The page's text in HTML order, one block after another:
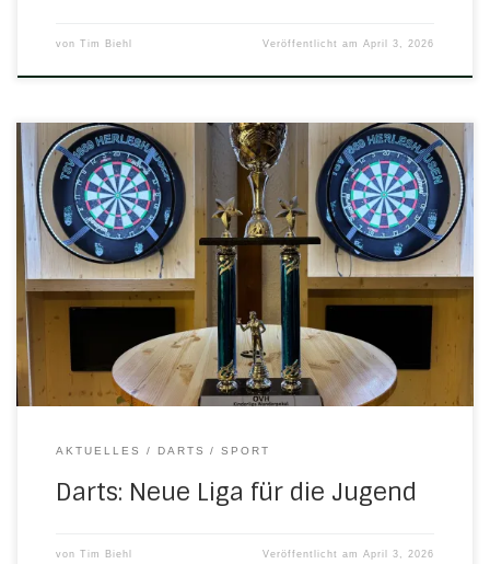
von Tim Biehl Veröffentlicht amApril 3, 2026
Die Nachwuchsarbeit im Dartbereich nimmt weiter Fahrt
auf: Die Jugendtrainer aus Obersuhl, Vacha und
Herleshausen haben gemeinsam eine neue Liga ins Leben
gerufen. Unter dem Namen OVH Darts Kinderliga (OVH
steht für Obersuhl, Vacha, Herleshausen) startet das neue
Format in der Sommerpause und soll jungen Spielerinnen
und Spielern die Möglichkeit […]
AKTUELLES DARTS SPORT
Darts: Neue Liga für die Jugend
von Tim Biehl Veröffentlicht amApril 3, 2026